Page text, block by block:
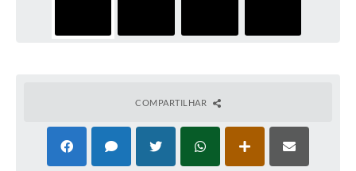
COMPARTILHAR